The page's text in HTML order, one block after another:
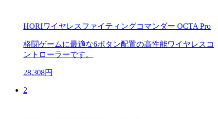
HORIワイヤレスファイティングコマンダー OCTA Pro
格闘ゲームに最適な6ボタン配置の高性能ワイヤレスコ
ントローラーです。
28,308円
2